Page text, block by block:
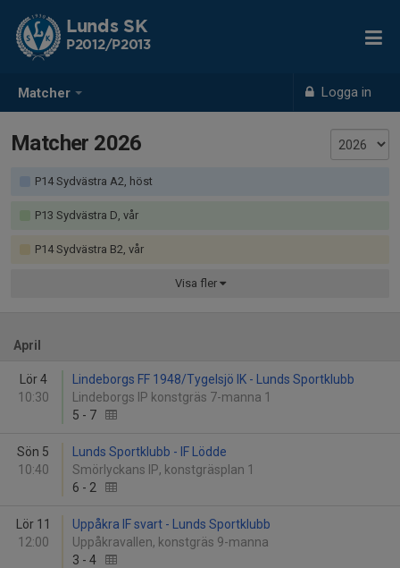
Matcher Logga in
Lunds SK
P2012/P2013
Matcher 2026
P14 Sydvästra A2, höst
P13 Sydvästra D, vår
P14 Sydvästra B2, vår
Visa fler
April
Lör 4
10:30
Lindeborgs FF 1948/Tygelsjö IK - Lunds Sportklubb
Lindeborgs IP konstgräs 7-manna 1
5 - 7
Sön 5
10:40
Lunds Sportklubb - IF Lödde
Smörlyckans IP, konstgräsplan 1
6 - 2
Lör 11
12:00
Uppåkra IF svart - Lunds Sportklubb
Uppåkravallen, konstgräs 9-manna
3 - 4